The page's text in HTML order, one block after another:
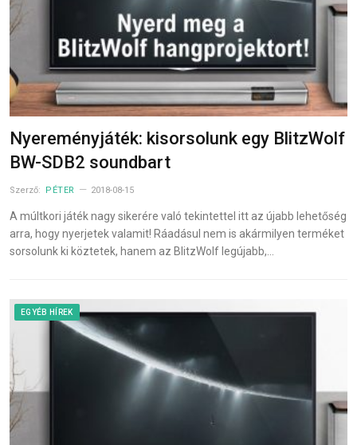
Nyereményjáték: kisorsolunk egy BlitzWolf
BW-SDB2 soundbart
Szerző: PÉTER 2018-08-15
A múltkori játék nagy sikerére való tekintettel itt az újabb lehetőség
arra, hogy nyerjetek valamit! Ráadásul nem is akármilyen terméket
sorsolunk ki köztetek, hanem az BlitzWolf legújabb,…
EGYÉB HÍREK